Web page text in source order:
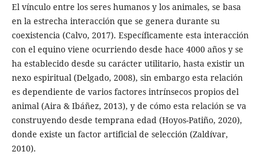
El vínculo entre los seres humanos y los animales, se basa
en la estrecha interacción que se genera durante su
coexistencia (Calvo, 2017). Específicamente esta interacción
con el equino viene ocurriendo desde hace 4000 años y se
ha establecido desde su carácter utilitario, hasta existir un
nexo espiritual (Delgado, 2008), sin embargo esta relación
es dependiente de varios factores intrínsecos propios del
animal (Aira & Ibáñez, 2013), y de cómo esta relación se va
construyendo desde temprana edad (Hoyos-Patiño, 2020),
donde existe un factor artificial de selección (Zaldívar,
2010).